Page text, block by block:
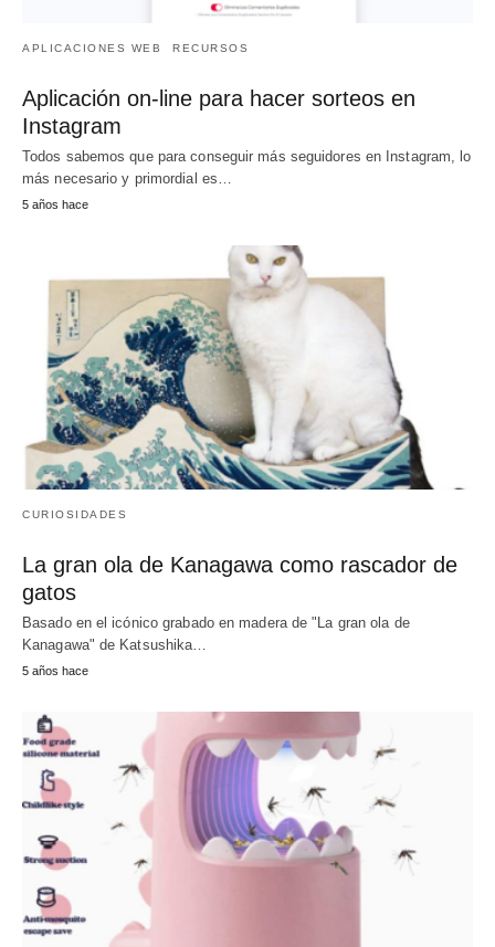
APLICACIONES WEB RECURSOS
Aplicación on-line para hacer sorteos en
Instagram
Todos sabemos que para conseguir más seguidores en Instagram, lo
más necesario y primordial es…
5 años hace
CURIOSIDADES
La gran ola de Kanagawa como rascador de
gatos
Basado en el icónico grabado en madera de "La gran ola de
Kanagawa" de Katsushika…
5 años hace